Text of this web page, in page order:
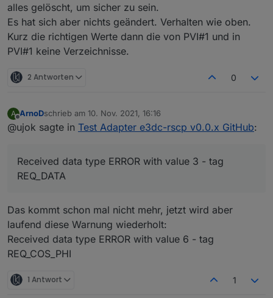
upload [8] e3dc-rscp.admin /opt/iobroker/
upload [7] e3dc-rscp.admin /opt/iobroker/
upload [6] e3dc-rscp.admin /opt/iobroker/
upload [5] e3dc-rscp.admin /opt/iobroker/
upload [3] e3dc-rscp.admin /opt/iobroker/
upload [1] e3dc-rscp.admin /opt/iobroker/
alles gelöscht, um sicher zu sein.
Es hat sich aber nichts geändert. Verhalten wie oben.
Kurz die richtigen Werte dann die von PVI#1 und in
PVI#1 keine Verzeichnisse.
2 Antworten 0
A
Offline
ArnoDschrieb am 10. Nov. 2021, 16:16
zuletzt editiert von
@ujok sagte in Test Adapter e3dc-rscp v0.0.x GitHub:
Received data type ERROR with value 3 - tag
REQ_DATA
Das kommt schon mal nicht mehr, jetzt wird aber
laufend diese Warnung wiederholt:
Received data type ERROR with value 6 - tag
REQ_COS_PHI
1 Antwort 1